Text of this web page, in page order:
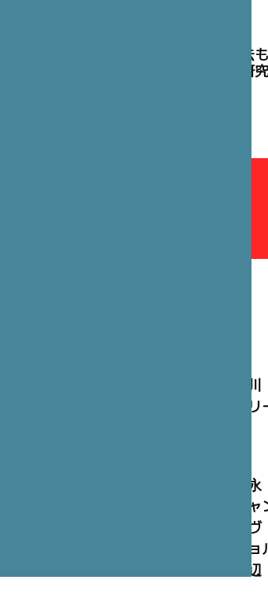
理事には、過去
た高官や学術研
笹
マ
冨
ジ
イ
ジ
渡